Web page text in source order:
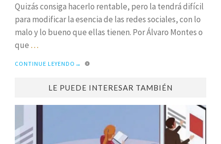
Quizás consiga hacerlo rentable, pero la tendrá difícil
para modificar la esencia de las redes sociales, con lo
malo y lo bueno que ellas tienen. Por Álvaro Montes o
que …
CONTINUE LEYENDO →
LE PUEDE INTERESAR TAMBIÉN